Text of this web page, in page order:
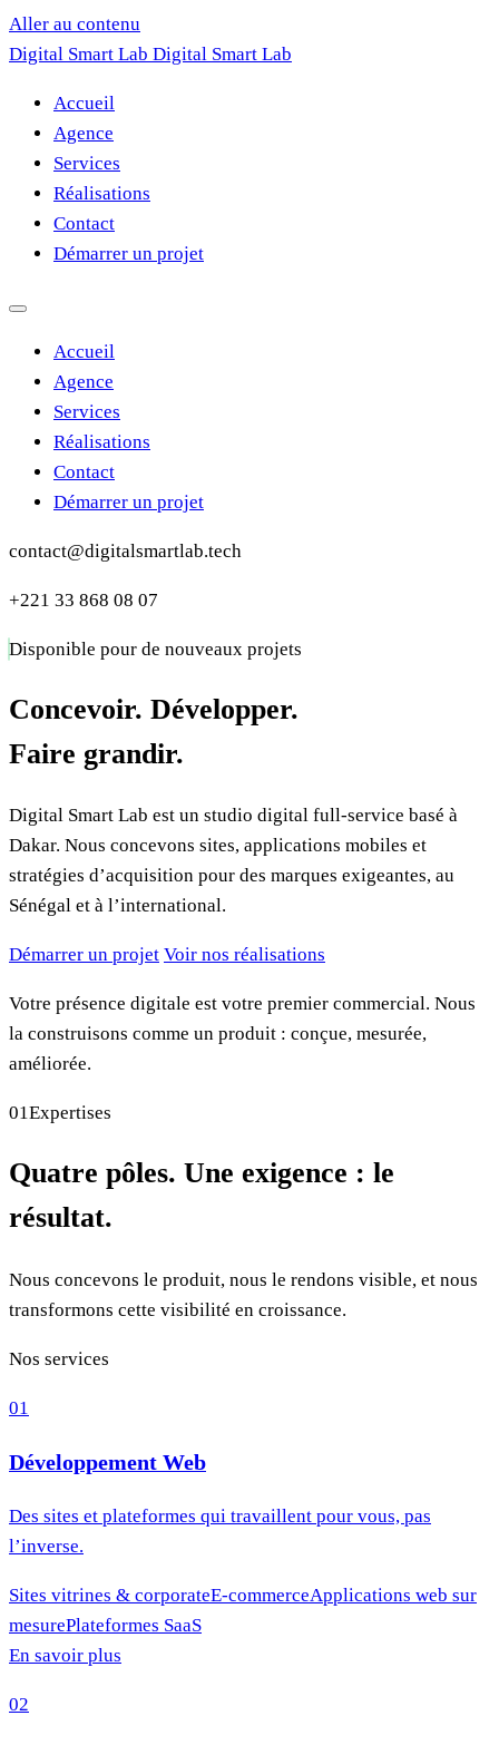
Aller au contenu
Digital Smart Lab Digital Smart Lab
Accueil
Agence
Services
Réalisations
Contact
Démarrer un projet
Accueil
Agence
Services
Réalisations
Contact
Démarrer un projet
contact@digitalsmartlab.tech
+221 33 868 08 07
Disponible pour de nouveaux projets
Concevoir. Développer.
Faire grandir.
Digital Smart Lab est un studio digital full-service basé à
Dakar. Nous concevons sites, applications mobiles et
stratégies d’acquisition pour des marques exigeantes, au
Sénégal et à l’international.
Démarrer un projet Voir nos réalisations
Votre présence digitale est votre premier commercial. Nous
la construisons comme un produit : conçue, mesurée,
améliorée.
01Expertises
Quatre pôles. Une exigence : le
résultat.
Nous concevons le produit, nous le rendons visible, et nous
transformons cette visibilité en croissance.
Nos services
01
Développement Web
Des sites et plateformes qui travaillent pour vous, pas
l’inverse.
Sites vitrines & corporateE-commerceApplications web sur
mesurePlateformes SaaS
En savoir plus
02